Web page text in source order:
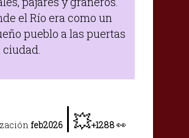
el Río era como un
pueblo a las puertas
ciudad.
feb2026 |💥+1288👀